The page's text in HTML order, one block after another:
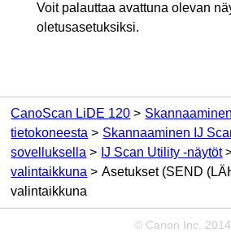
Voit palauttaa avattuna olevan
oletusasetuksiksi.
CanoScan LiDE 120 Skannaaminen
tietokoneesta
Skannaaminen IJ
sovelluksella
IJ Scan Utility -näytöt
valintaikkuna
Asetukset (SEND
valintaikkuna
© Canon Inc. 2014